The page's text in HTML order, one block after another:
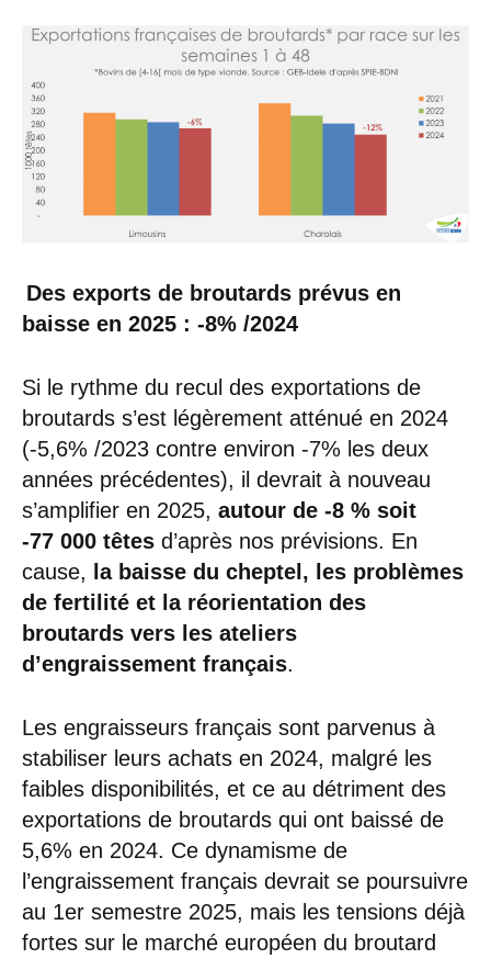
Des exports de broutards prévus en
baisse en 2025 : -8% /2024
Si le rythme du recul des exportations de
broutards s’est légèrement atténué en 2024
(-5,6% /2023 contre environ -7% les deux
années précédentes), il devrait à nouveau
s’amplifier en 2025, autour de -8 % soit
-77 000 têtes d’après nos prévisions. En
cause, la baisse du cheptel, les problèmes
de fertilité et la réorientation des
broutards vers les ateliers
d’engraissement français.
Les engraisseurs français sont parvenus à
stabiliser leurs achats en 2024, malgré les
faibles disponibilités, et ce au détriment des
exportations de broutards qui ont baissé de
5,6% en 2024. Ce dynamisme de
l’engraissement français devrait se poursuivre
au 1er semestre 2025, mais les tensions déjà
fortes sur le marché européen du broutard